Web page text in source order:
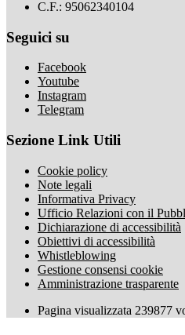
C.F.: 95062340104
Seguici su
Facebook
Youtube
Instagram
Telegram
Sezione Link Utili
Cookie policy
Note legali
Informativa Privacy
Ufficio Relazioni con il
Dichiarazione di accessibilità
Obiettivi di accessibilità
Whistleblowing
Gestione consensi cookie
Amministrazione trasparente
Pagina visualizzata 239877